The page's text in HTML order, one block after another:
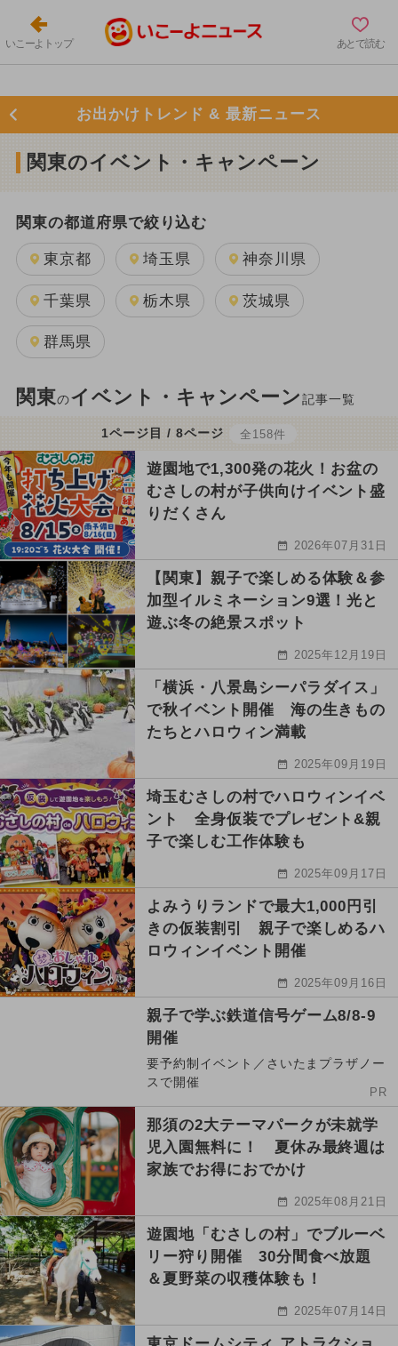
いこーよトップ あとで読む
お出かけトレンド & 最新ニュース
関東のイベント・キャンペーン
関東の都道府県で絞り込む
東京都 埼玉県 神奈川県
千葉県 栃木県 茨城県
群馬県
関東のイベント・キャンペーン記事一覧
1ページ目 / 8ページ 全158件
遊園地で1,300発の花火！お盆の
むさしの村が子供向けイベント盛
りだくさん
2026年07月31日
【関東】親子で楽しめる体験＆参
加型イルミネーション9選！光と
遊ぶ冬の絶景スポット
2025年12月19日
「横浜・八景島シーパラダイス」
で秋イベント開催 海の生きもの
たちとハロウィン満載
2025年09月19日
埼玉むさしの村でハロウィンイベ
ント 全身仮装でプレゼント&親
子で楽しむ工作体験も
2025年09月17日
よみうりランドで最大1,000円引
きの仮装割引 親子で楽しめるハ
ロウィンイベント開催
2025年09月16日
親子で学ぶ鉄道信号ゲーム8/8-9
開催
要予約制イベント／さいたまプラザノー
スで開催
PR
那須の2大テーマパークが未就学
児入園無料に！ 夏休み最終週は
家族でお得におでかけ
2025年08月21日
遊園地「むさしの村」でブルーベ
リー狩り開催 30分間食べ放題
＆夏野菜の収穫体験も！
2025年07月14日